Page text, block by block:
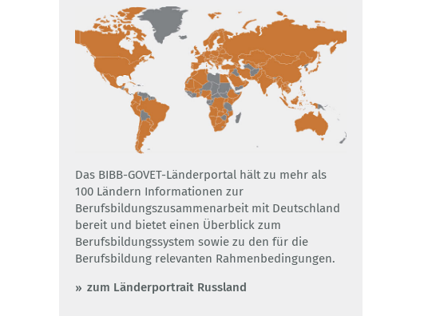
Das BIBB-GOVET-Länderportal hält zu mehr als
100 Ländern Informationen zur
Berufsbildungszusammenarbeit mit Deutschland
bereit und bietet einen Überblick zum
Berufsbildungssystem sowie zu den für die
Berufsbildung relevanten Rahmenbedingungen.
zum Länderportrait Russland